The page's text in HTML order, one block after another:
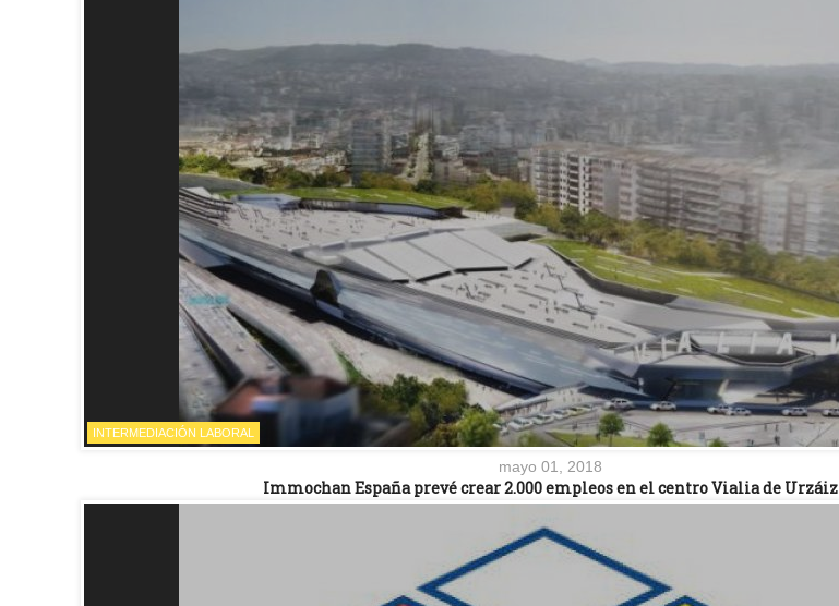
INTERMEDIACIÓN LABORAL
mayo 01, 2018
Immochan España prevé crear 2.000 empleos en el centro Vialia de Urzáiz